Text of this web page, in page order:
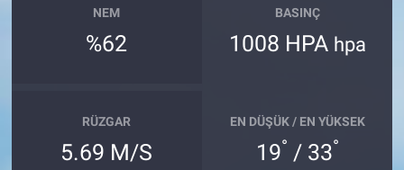
NEM
%62
BASINÇ
1008 HPA hpa
RÜZGAR
5.69 M/S
EN DÜŞÜK / EN YÜKSEK
19° / 33°